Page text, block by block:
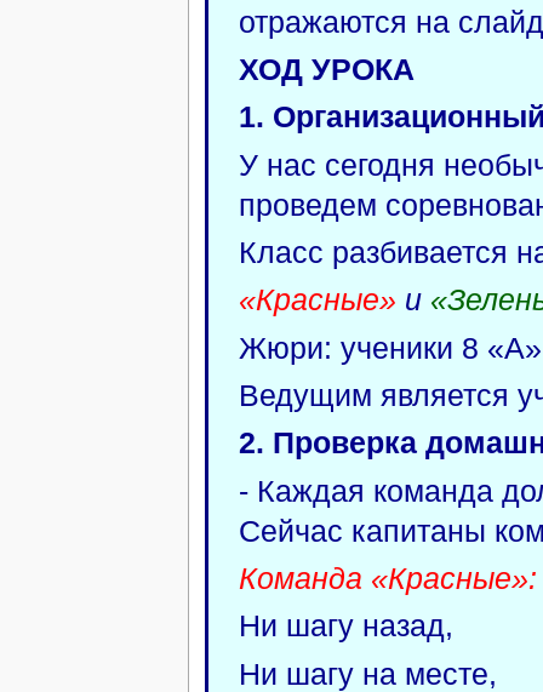
отражаются на
ХОД УРОКА
1.
У нас сегодня
проведем
Класс разбивается
«Красные» и
Жюри: ученики 8 «А»
Ведущим является
2. Проверка
- Каждая команда
Сейчас капитаны
Команда «Красные»:
Ни шагу назад,
Ни шагу на месте,